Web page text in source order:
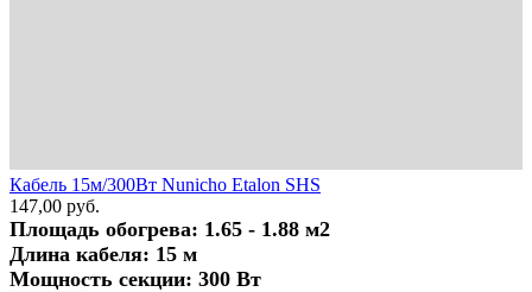
Кабель 15м/300Вт Nunicho Etalon SHS
147,00 руб.
Площадь обогрева: 1.65 - 1.88 м2
Длина кабеля: 15 м
Мощность секции: 300 Вт